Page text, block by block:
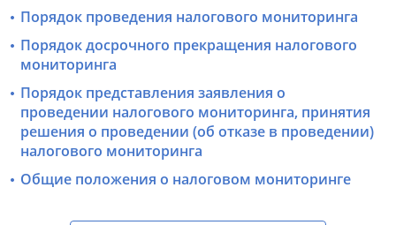
Порядок проведения налогового мониторинга
Порядок досрочного прекращения налогового
мониторинга
Порядок представления заявления о
проведении налогового мониторинга, принятия
решения о проведении (об отказе в проведении)
налогового мониторинга
Общие положения о налоговом мониторинге